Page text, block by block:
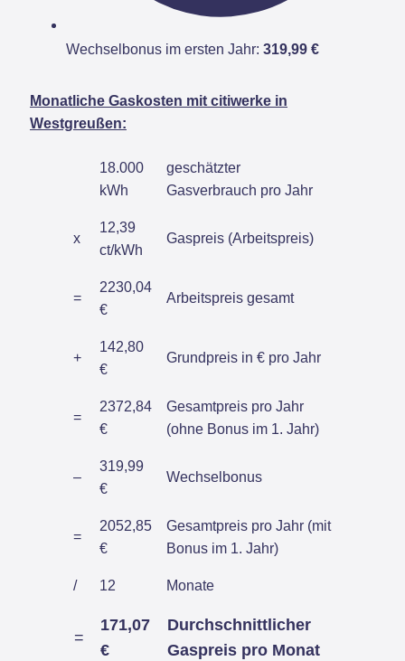
Wechselbonus im ersten Jahr: 319,99 €
Monatliche Gaskosten mit citiwerke in
Westgreußen:
18.000
kWh
geschätzter
Gasverbrauch pro Jahr
x
12,39
ct/kWh
Gaspreis (Arbeitspreis)
=
2230,04
€
Arbeitspreis gesamt
+
142,80
€
Grundpreis in € pro Jahr
=
2372,84
€
Gesamtpreis pro Jahr
(ohne Bonus im 1. Jahr)
–
319,99
€
Wechselbonus
=
2052,85
€
Gesamtpreis pro Jahr (mit
Bonus im 1. Jahr)
/ 12 Monate
=
171,07
€
Durchschnittlicher
Gaspreis pro Monat